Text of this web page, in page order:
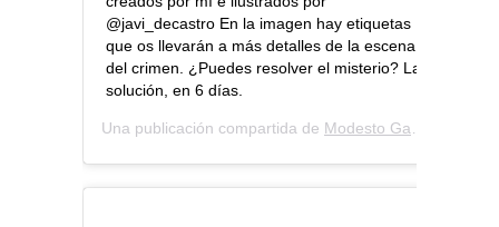
@javi_decastro En la imagen hay etiquetas
que os llevarán a más detalles de la escena
del crimen. ¿Puedes resolver el misterio? La
solución, en 6 días.
Una publicación compartida de Modesto García